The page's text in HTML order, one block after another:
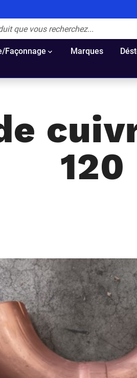
Façonnage Marques
120